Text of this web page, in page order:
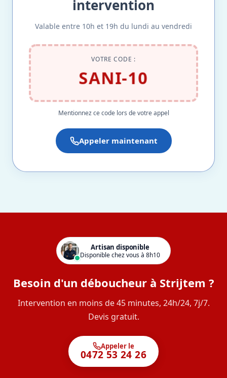
intervention
Valable entre 10h et 19h du lundi au vendredi
VOTRE CODE :
SANI-10
Mentionnez ce code lors de votre appel
Appeler maintenant
Artisan disponible
Disponible chez vous à 8h10
Besoin d'un déboucheur à Strijtem ?
Intervention en moins de 45 minutes, 24h/24, 7j/7.
Devis gratuit.
Appeler le
0472 53 24 26